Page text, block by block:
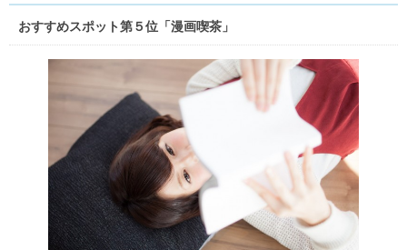
おすすめスポット第５位「漫画喫茶」